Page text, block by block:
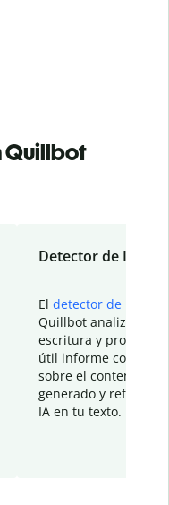
Quillbot
Detector de IA
El detector de IA
Quillbot analiza tu
escritura y
útil informe con
sobre el contenido
generado y refinado
IA en tu texto.